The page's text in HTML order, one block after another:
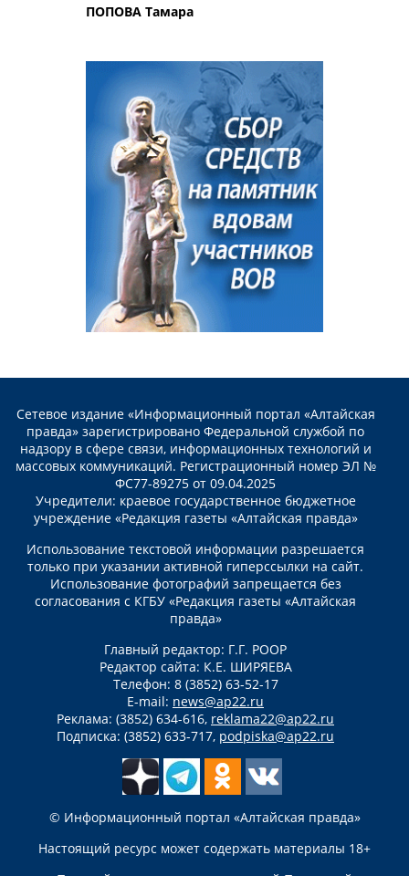
ПОПОВА Тамара
Сетевое издание «Информационный портал «Алтайская
правда» зарегистрировано Федеральной службой по
надзору в сфере связи, информационных технологий и
массовых коммуникаций. Регистрационный номер ЭЛ №
ФС77-89275 от 09.04.2025
Учредители: краевое государственное бюджетное
учреждение «Редакция газеты «Алтайская правда»
Использование текстовой информации разрешается
только при указании активной гиперссылки на сайт.
Использование фотографий запрещается без
согласования с КГБУ «Редакция газеты «Алтайская
правда»
Главный редактор: Г.Г. РООР
Редактор сайта: К.Е. ШИРЯЕВА
Телефон: 8 (3852) 63-52-17
E-mail: news@ap22.ru
Реклама: (3852) 634-616, reklama22@ap22.ru
Подписка: (3852) 633-717, podpiska@ap22.ru
© Информационный портал «Алтайская правда»
Настоящий ресурс может содержать материалы 18+